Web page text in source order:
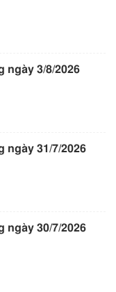
ngày 3/8/2026
ngày 31/7/2026
ngày 30/7/2026